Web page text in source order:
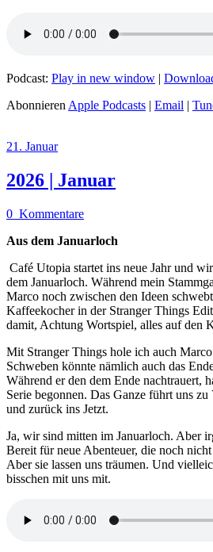
Podcast: Play in new window |
Abonnieren Apple Podcasts | Email |
21. Januar
2026 | Januar
0 Kommentare
Aus dem Januarloch
Café Utopia startet ins neue Jahr und
dem Januarloch. Während mein
Marco noch zwischen den Ideen
Kaffeekocher in der Stranger Things
damit, Achtung Wortspiel, alles auf den
Mit Stranger Things hole ich auch
Schweben könnte nämlich auch das
Während er den dem Ende nachtrauert,
Serie begonnen. Das Ganze führt uns
und zurück ins Jetzt.
Ja, wir sind mitten im Januarloch. Aber
Bereit für neue Abenteuer, die noch
Aber sie lassen uns träumen. Und
bisschen mit uns mit.